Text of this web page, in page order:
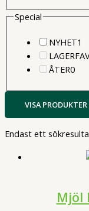
Special
NYHET1
ÅTER00
VISA PRODUKTER
Endast ett
Mjöl